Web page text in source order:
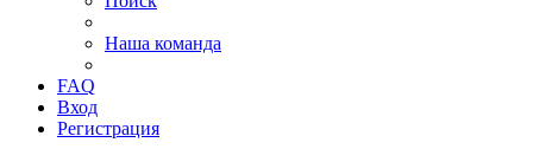
Наша команда
FAQ
Вход
Регистрация